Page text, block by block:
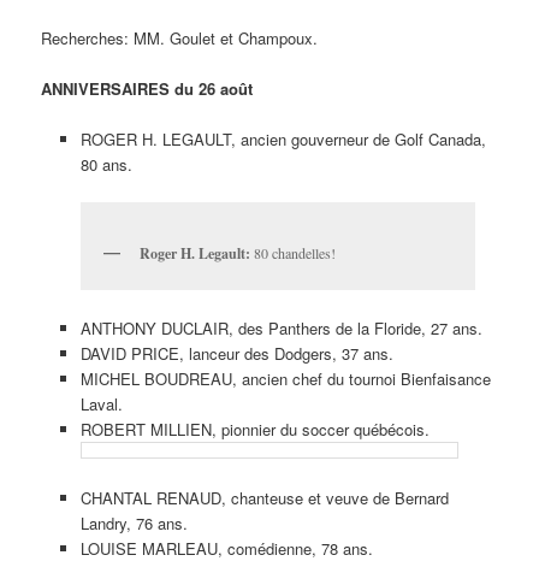
Recherches: MM. Goulet et Champoux.
ANNIVERSAIRES du 26 août
ROGER H. LEGAULT, ancien gouverneur de Golf Canada,
80 ans.
Roger H. Legault: 80 chandelles!
ANTHONY DUCLAIR, des Panthers de la Floride, 27 ans.
DAVID PRICE, lanceur des Dodgers, 37 ans.
MICHEL BOUDREAU, ancien chef du tournoi Bienfaisance
Laval.
ROBERT MILLIEN, pionnier du soccer québécois.
CHANTAL RENAUD, chanteuse et veuve de Bernard
Landry, 76 ans.
LOUISE MARLEAU, comédienne, 78 ans.